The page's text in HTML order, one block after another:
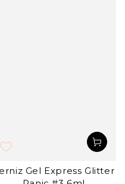
Gel Express Glitter